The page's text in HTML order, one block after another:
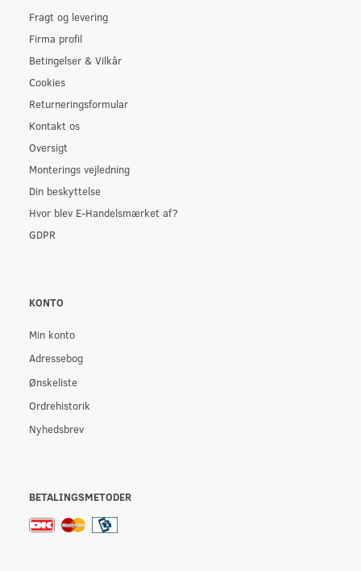
Fragt og levering
Firma profil
Betingelser & Vilkår
Cookies
Returneringsformular
Kontakt os
Oversigt
Monterings vejledning
Din beskyttelse
Hvor blev E-Handelsmærket af?
GDPR
KONTO
Min konto
Adressebog
Ønskeliste
Ordrehistorik
Nyhedsbrev
BETALINGSMETODER